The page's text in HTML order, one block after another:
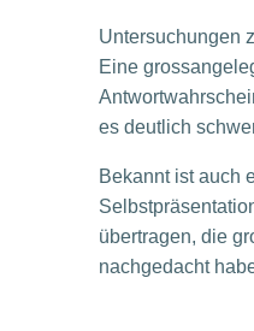
Untersuchungen
Eine
es deutlich
Bekannt ist auch
übertragen, die
nachgedacht